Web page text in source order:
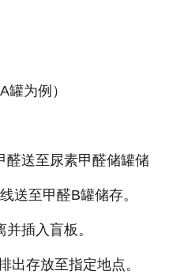
为例）
醛送至尿素甲醛储罐储
送至甲醛B罐储存。
插入盲板。
出存放至指定地点。